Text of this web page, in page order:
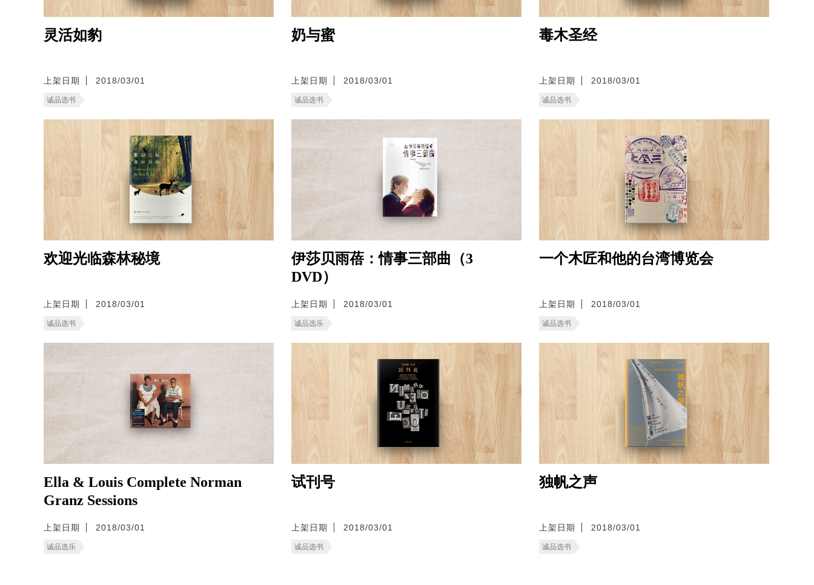
灵活如豹
上架日期 2018/03/01
诚品选书
奶与蜜
上架日期 2018/03/01
诚品选书
毒木圣经
上架日期 2018/03/01
诚品选书
欢迎光临森林秘境
上架日期 2018/03/01
诚品选书
伊莎贝雨蓓：情事三部曲（3
DVD）
上架日期 2018/03/01
诚品选乐
一个木匠和他的台湾博览会
上架日期 2018/03/01
诚品选书
Ella & Louis Complete Norman
Granz Sessions
上架日期 2018/03/01
诚品选乐
试刊号
上架日期 2018/03/01
诚品选书
独帆之声
上架日期 2018/03/01
诚品选书